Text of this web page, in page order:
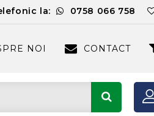
la: 0758 066 758
NOI CONTACT